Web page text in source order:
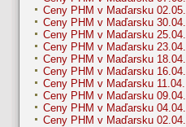
Ceny PHM v Maďarsku 02.05.
Ceny PHM v Maďarsku 30.04.
Ceny PHM v Maďarsku 25.04.
Ceny PHM v Maďarsku 23.04.
Ceny PHM v Maďarsku 18.04.
Ceny PHM v Maďarsku 16.04.
Ceny PHM v Maďarsku 11.04.
Ceny PHM v Maďarsku 09.04.
Ceny PHM v Maďarsku 04.04.
Ceny PHM v Maďarsku 02.04.